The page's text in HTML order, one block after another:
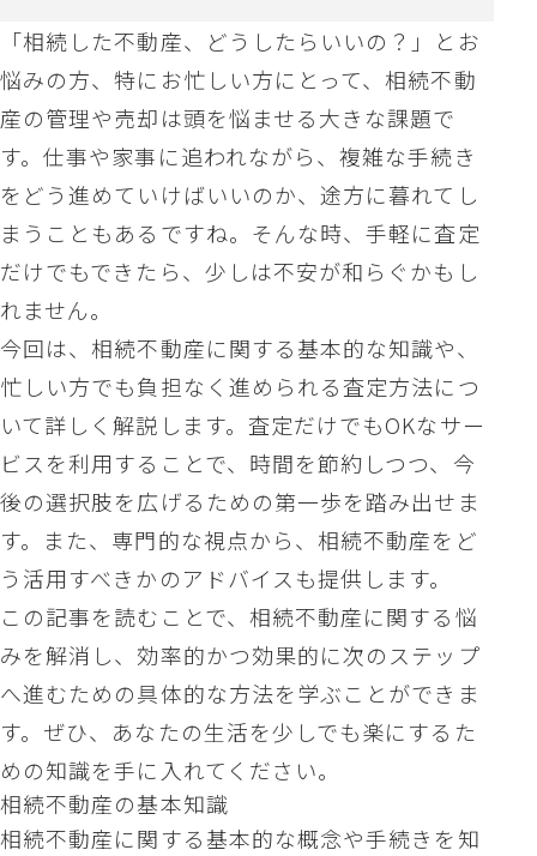
「相続した不動産、どうしたらいいの？」とお
悩みの方、特にお忙しい方にとって、相続不動
産の管理や売却は頭を悩ませる大きな課題で
す。仕事や家事に追われながら、複雑な手続き
をどう進めていけばいいのか、途方に暮れてし
まうこともあるですね。そんな時、手軽に査定
だけでもできたら、少しは不安が和らぐかもし
れません。
今回は、相続不動産に関する基本的な知識や、
忙しい方でも負担なく進められる査定方法につ
いて詳しく解説します。査定だけでもOKなサー
ビスを利用することで、時間を節約しつつ、今
後の選択肢を広げるための第一歩を踏み出せま
す。また、専門的な視点から、相続不動産をど
う活用すべきかのアドバイスも提供します。
この記事を読むことで、相続不動産に関する悩
みを解消し、効率的かつ効果的に次のステップ
へ進むための具体的な方法を学ぶことができま
す。ぜひ、あなたの生活を少しでも楽にするた
めの知識を手に入れてください。
相続不動産の基本知識
相続不動産に関する基本的な概念や手続きを知